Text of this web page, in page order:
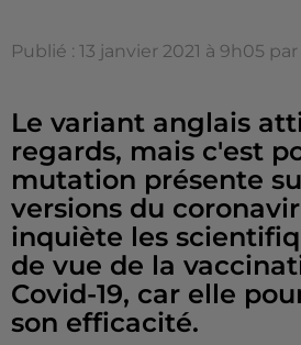
Publié : 13 janvier 2021 à 9h05
Le variant anglais
regards, mais c'est
mutation présente
versions du
inquiète les
de vue de la
Covid-19, car elle
son efficacité.